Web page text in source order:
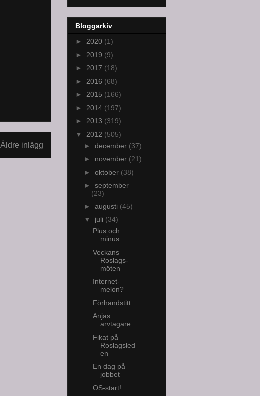
Äldre inlägg
Bloggarkiv
► 2020 (1)
► 2019 (9)
► 2017 (18)
► 2016 (68)
► 2015 (166)
► 2014 (197)
► 2013 (319)
▼ 2012 (505)
► december (37)
► november (21)
► oktober (38)
► september
(23)
► augusti (45)
▼ juli (34)
Plus och
minus
Veckans
Roslags-
möten
Internet-
melon?
Förhandstitt
Anjas
arvtagare
Fikat på
Roslagsled
en
En dag på
jobbet
OS-start!